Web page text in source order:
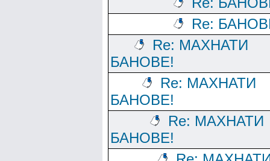
Re:
Re: МАХНАТИ
БАНОВЕ!
Re: МАХНАТИ
БАНОВЕ!
Re: МАХНАТИ
БАНОВЕ!